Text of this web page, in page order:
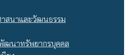
าสนาและวัฒนธรรม
ฒนาทรัพยากรบุคคล